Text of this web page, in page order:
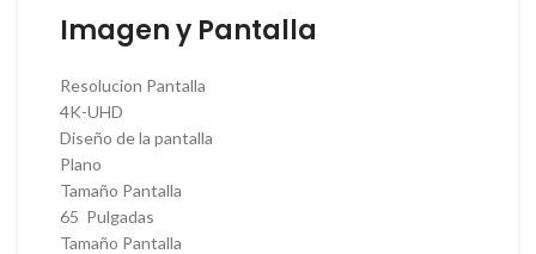
Imagen y Pantalla
Resolucion Pantalla
4K-UHD
Diseño de la pantalla
Plano
Tamaño Pantalla
65 Pulgadas
Tamaño Pantalla